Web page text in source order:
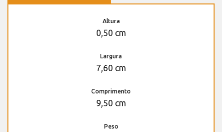
Altura
0,50 cm
Largura
7,60 cm
Comprimento
9,50 cm
Peso